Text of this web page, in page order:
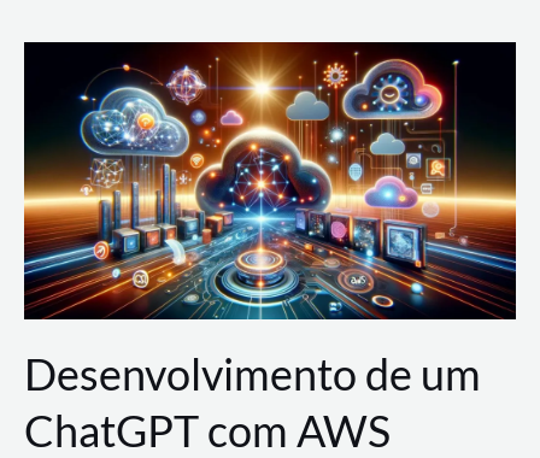
Nuvem:
Google
Cloud,
AWS
e
Azure
Desenvolvimento de um
ChatGPT com AWS